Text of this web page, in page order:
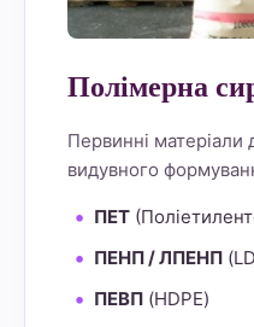
Полімерна
Первинні матеріали
видувного
ПЕТ
ПЕНП / ЛПЕНП
ПЕВП (HDPE)